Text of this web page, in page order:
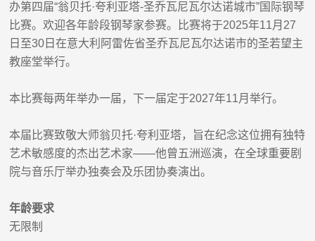
办第四届“翁贝托·夸利亚塔-圣乔瓦尼瓦尔达诺城市”国际钢琴
比赛。欢迎各年龄段钢琴家参赛。比赛将于2025年11月 27
日至30 日在意大利阿雷佐省圣乔瓦尼瓦尔达诺市的圣若望主
教座堂举行。
本比赛每两年举办一届，下一届定于2027年11月举行。
本届比赛致敬大师翁贝托·夸利亚塔，旨在纪念这位拥有独特
艺术敏感度的杰出艺术家——他曾五洲巡演，在全球重要剧
院与音乐厅举办独奏会及乐团协奏演出。
年龄要求
无限制